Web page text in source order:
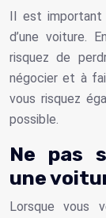
Il est
d’une voiture.
risquez de
négocier et à
vous risquez
possible.
Ne pas
une
Lorsque vous